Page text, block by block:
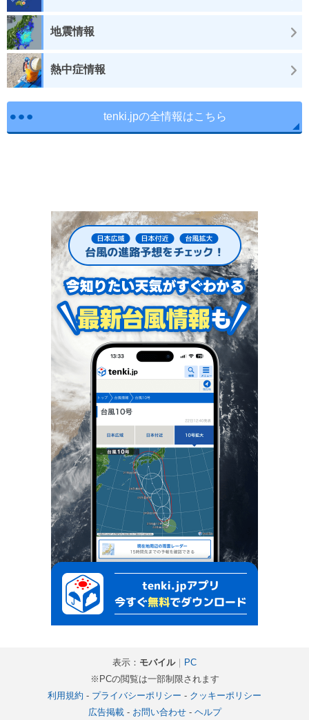
地震情報
熱中症情報
tenki.jpの全情報はこちら
表示： モバイル｜ PC
※PCの閲覧は一部制限されます
利用規約 - プライバシーポリシー - クッキーポリシー
広告掲載- お問い合わせ- ヘルプ